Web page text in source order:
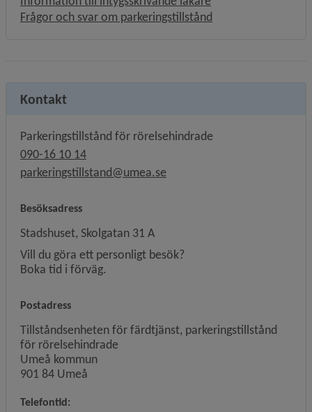
Frågor och svar om parkeringstillstånd
Kontakt
Parkeringstillstånd för rörelsehindrade
090-16 10 14
parkeringstillstand@umea.se
Besöksadress
Stadshuset, Skolgatan 31 A
Vill du göra ett personligt besök?
Boka tid i förväg.
Postadress
Tillståndsenheten för färdtjänst, parkeringstillstånd
för rörelsehindrade
Umeå kommun
901 84 Umeå
Telefontid: